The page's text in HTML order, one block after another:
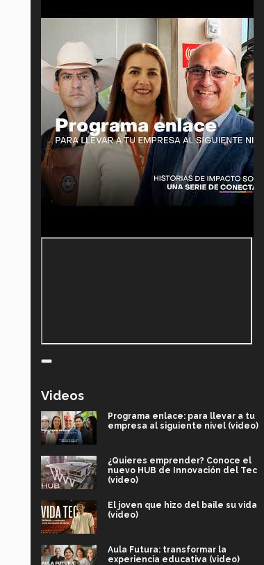
Videos
Programa enlace: para llevar a tu
empresa al siguiente nivel (video)
¿Quieres emprender? Conoce el
nuevo HUB de Innovación del Tec
(video)
El joven que hizo del baile su vida
(video)
Aula Futura: transformar la
experiencia educativa (video)